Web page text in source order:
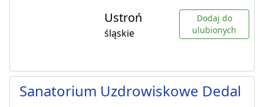
Ustroń
śląskie
Dodaj do
ulubionych
Sanatorium Uzdrowiskowe Dedal